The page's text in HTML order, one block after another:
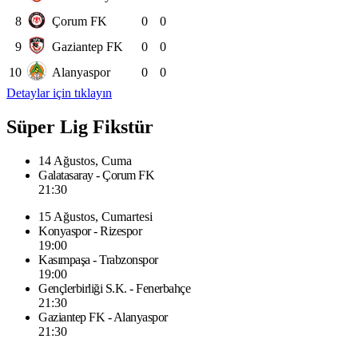
8
Çorum FK 0
0
9
Gaziantep FK 0
0
10
Alanyaspor 0
0
Detaylar için tıklayın
Süper Lig Fikstür
14 Ağustos, Cuma
Galatasaray - Çorum FK
21:30
15 Ağustos, Cumartesi
Konyaspor - Rizespor
19:00
Kasımpaşa - Trabzonspor
19:00
Gençlerbirliği S.K. - Fenerbahçe
21:30
Gaziantep FK - Alanyaspor
21:30